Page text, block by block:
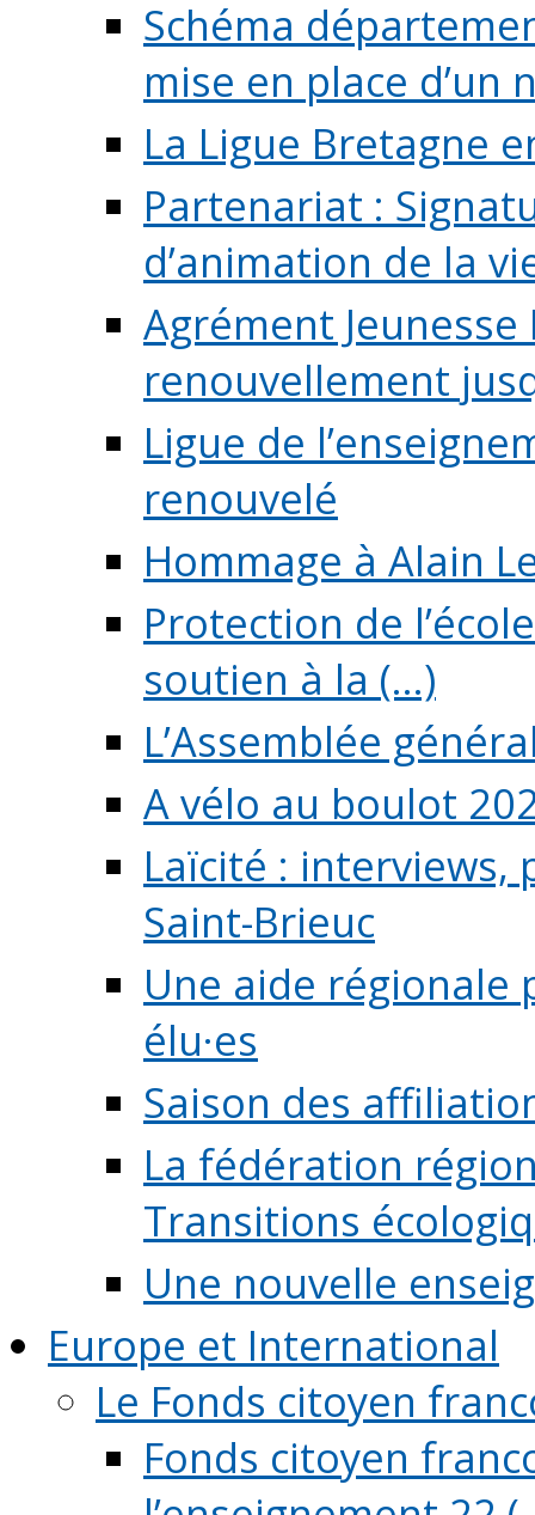
Schéma
mise en place d’un
La Ligue Bretagne
Partenariat :
d’animation de la
Agrément
renouvellement
Ligue de
renouvelé
Hommage à Alain
Protection de
soutien à la (...)
L’Assemblée
A vélo au boulot
Laïcité :
Saint-Brieuc
Une aide régionale
élu·es
Saison des
La fédération
Transitions
Une nouvelle
Europe et International
Le Fonds citoyen
Fonds citoyen